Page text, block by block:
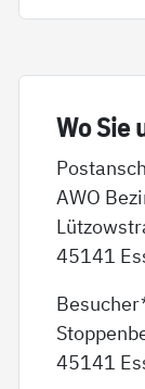
Wo Sie
AWO
45141
45141